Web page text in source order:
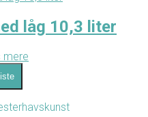
låg 10,3 liter